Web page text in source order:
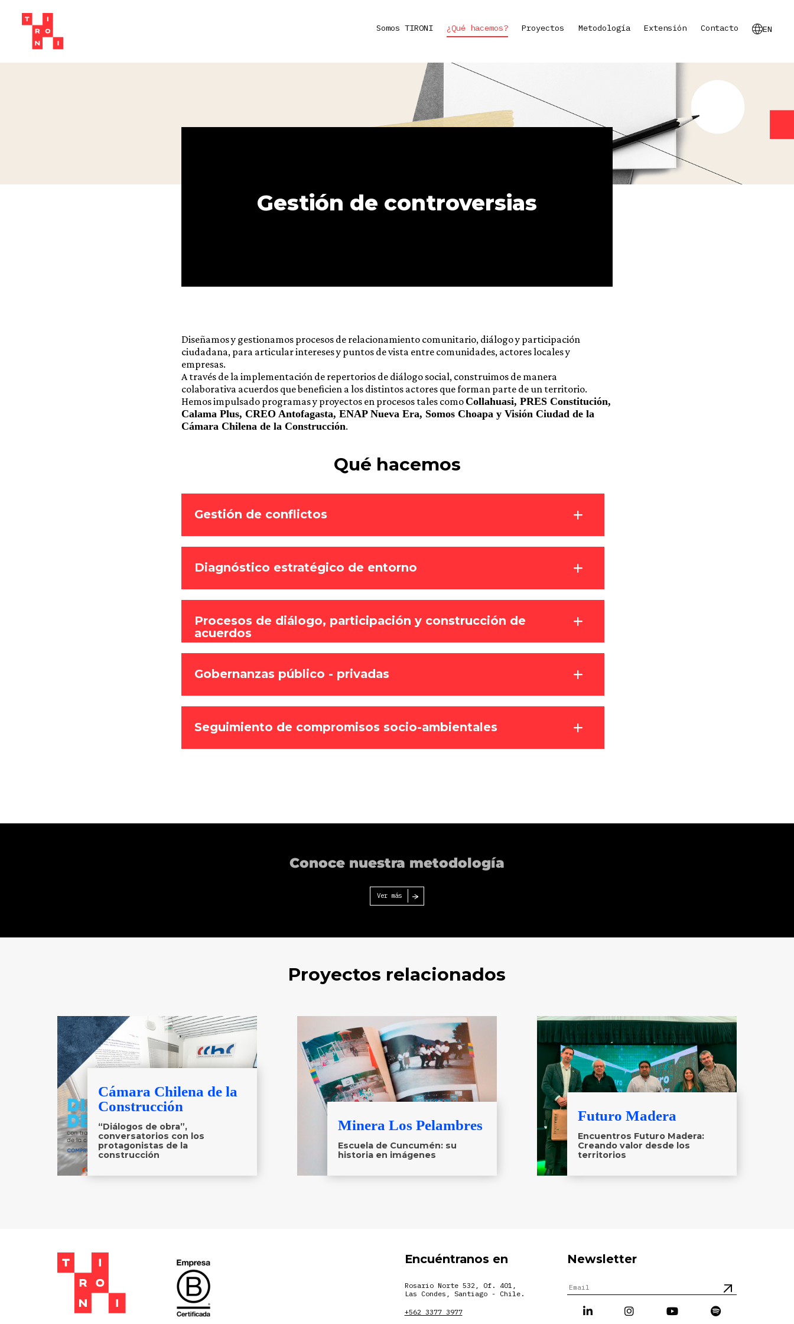
Somos TIRONI ¿Qué hacemos? Proyectos Metodología Extensión Contacto EN
Gestión de controversias
Diseñamos y gestionamos procesos de relacionamiento comunitario, diálogo y participación
ciudadana, para articular intereses y puntos de vista entre comunidades, actores locales y
empresas.
A través de la implementación de repertorios de diálogo social, construimos de manera
colaborativa acuerdos que beneficien a los distintos actores que forman parte de un territorio.
Hemos impulsado programas y proyectos en procesos tales comoCollahuasi, PRES Constitución,
Calama Plus, CREO Antofagasta, ENAP Nueva Era, Somos Choapa y Visión Ciudad de la
Cámara Chilena de la Construcción.
Qué hacemos
Gestión de conflictos
Diagnóstico estratégico de entorno
Procesos de diálogo, participación y construcción de
acuerdos
Gobernanzas público - privadas
Seguimiento de compromisos socio-ambientales
Conoce nuestra metodología
Ver más
Proyectos relacionados
Cámara Chilena de la
Construcción
“Diálogos de obra”,
conversatorios con los
protagonistas de la
construcción
Minera Los Pelambres
Escuela de Cuncumén: su
historia en imágenes
Futuro Madera
Encuentros Futuro Madera:
Creando valor desde los
territorios
Encuéntranos en
Rosario Norte 532, Of. 401,
Las Condes, Santiago - Chile.
+562 3377 3977
Newsletter